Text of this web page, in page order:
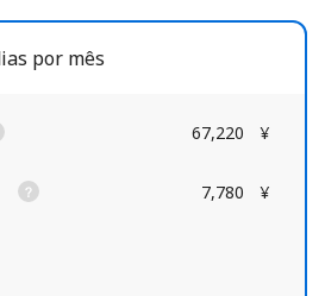
por mês
67,220 ¥
7,780 ¥